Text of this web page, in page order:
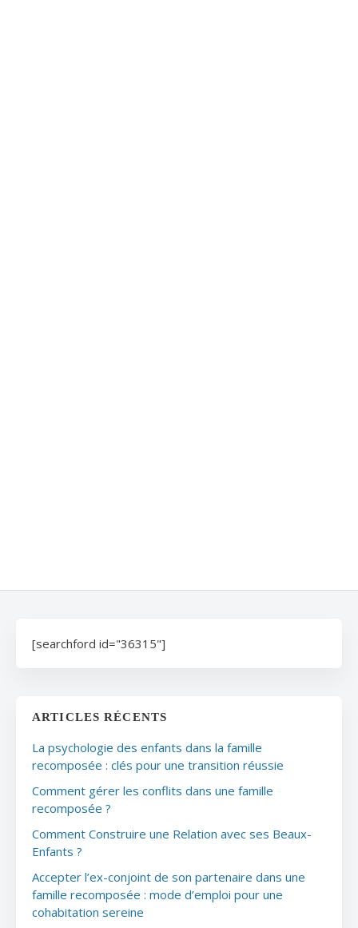
[searchford id="36315"]
ARTICLES RÉCENTS
La psychologie des enfants dans la famille
recomposée : clés pour une transition réussie
Comment gérer les conflits dans une famille
recomposée ?
Comment Construire une Relation avec ses Beaux-
Enfants ?
Accepter l’ex-conjoint de son partenaire dans une
famille recomposée : mode d’emploi pour une
cohabitation sereine